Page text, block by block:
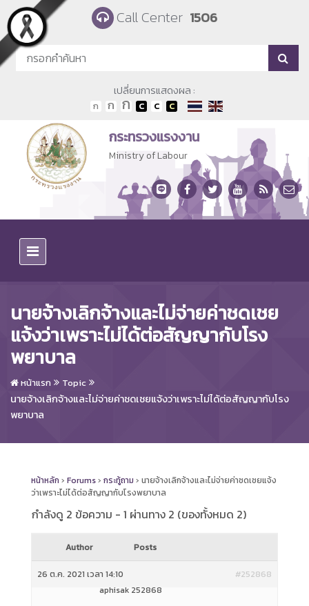
Skip to main content Call Center 1506
เปลี่ยนการแสดงผล :
กระทรวงแรงงาน
Ministry of Labour
นายจ้างเลิกจ้างและไม่จ่ายค่าชดเชย
แจ้งว่าเพราะไม่ได้ต่อสัญญากับโรง
พยาบาล
หน้าแรก Topic
นายจ้างเลิกจ้างและไม่จ่ายค่าชดเชยแจ้งว่าเพราะไม่ได้ต่อสัญญากับโรง
พยาบาล
หน้าหลัก › Forums› กระทู้ถาม › นายจ้างเลิกจ้างและไม่จ่ายค่าชดเชยแจ้ง
ว่าเพราะไม่ได้ต่อสัญญากับโรงพยาบาล
กำลังดู 2 ข้อความ - 1 ผ่านทาง 2 (ของทั้งหมด 2)
Author Posts
26 ต.ค. 2021 เวลา 14:10
#252868
aphisak 252868